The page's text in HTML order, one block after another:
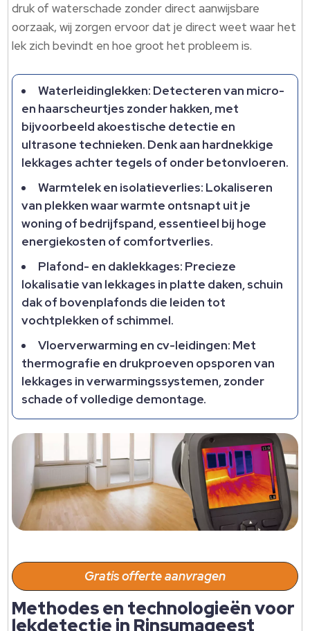
druk of waterschade zonder direct aanwijsbare
oorzaak, wij zorgen ervoor dat je direct weet waar het
lek zich bevindt en hoe groot het probleem is.​
Waterleidinglekken: Detecteren van micro-
en haarscheurtjes zonder hakken, met
bijvoorbeeld akoestische detectie en
ultrasone technieken.​ Denk aan hardnekkige
lekkages achter tegels of onder betonvloeren.​
Warmtelek en isolatieverlies: Lokaliseren
van plekken waar warmte ontsnapt uit je
woning of bedrijfspand, essentieel bij hoge
energiekosten of comfortverlies.​
Plafond- en daklekkages: Precieze
lokalisatie van lekkages in platte daken, schuin
dak of bovenplafonds die leiden tot
vochtplekken of schimmel.​
Vloerverwarming en cv-leidingen: Met
thermografie en drukproeven opsporen van
lekkages in verwarmingssystemen, zonder
schade of volledige demontage.​
Gratis offerte aanvragen
Methodes en technologieën voor
lekdetectie in Rinsumageest